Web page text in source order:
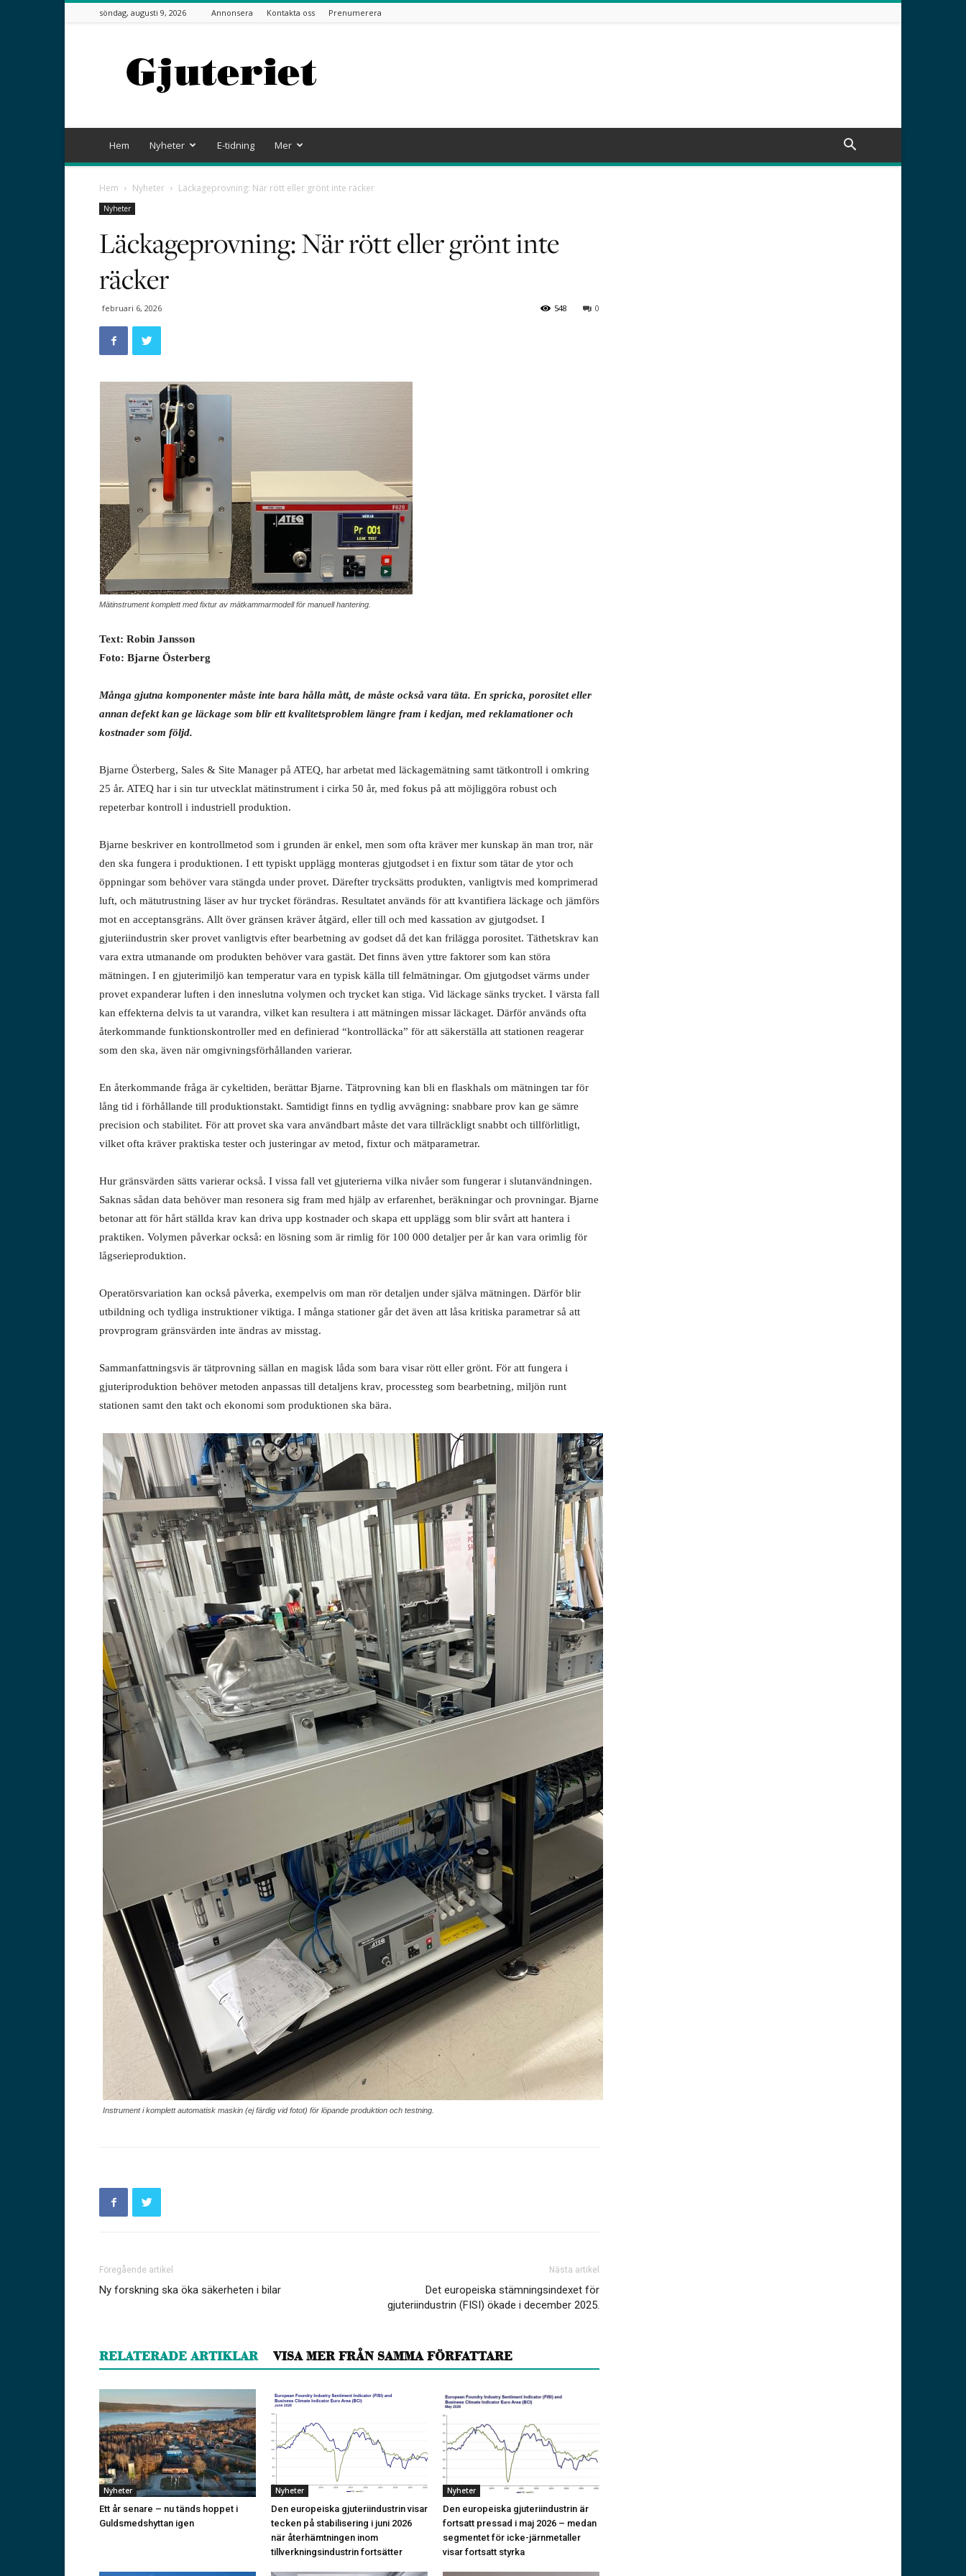
söndag, augusti 9, 2026 Annonsera Kontakta oss Prenumerera
Hem Nyheter E-tidning Mer
Hem Nyheter Läckageprovning: När rött eller grönt inte räcker
Nyheter
Läckageprovning: När rött eller grönt inte
räcker
februari 6, 2026 0
548
Mätinstrument komplett med fixtur av mätkammarmodell för manuell hantering.
Text: Robin Jansson
Foto: Bjarne Österberg
Många gjutna komponenter måste inte bara hålla mått, de måste också vara täta. En spricka, porositet eller
annan defekt kan ge läckage som blir ett kvalitetsproblem längre fram i kedjan, med reklamationer och
kostnader som följd.
Bjarne Österberg, Sales & Site Manager på ATEQ, har arbetat med läckagemätning samt tätkontroll i omkring
25 år. ATEQ har i sin tur utvecklat mätinstrument i cirka 50 år, med fokus på att möjliggöra robust och
repeterbar kontroll i industriell produktion.
Bjarne beskriver en kontrollmetod som i grunden är enkel, men som ofta kräver mer kunskap än man tror, när
den ska fungera i produktionen. I ett typiskt upplägg monteras gjutgodset i en fixtur som tätar de ytor och
öppningar som behöver vara stängda under provet. Därefter trycksätts produkten, vanligtvis med komprimerad
luft, och mätutrustning läser av hur trycket förändras. Resultatet används för att kvantifiera läckage och jämförs
mot en acceptansgräns. Allt över gränsen kräver åtgärd, eller till och med kassation av gjutgodset. I
gjuteriindustrin sker provet vanligtvis efter bearbetning av godset då det kan frilägga porositet. Täthetskrav kan
vara extra utmanande om produkten behöver vara gastät. Det finns även yttre faktorer som kan störa
mätningen. I en gjuterimiljö kan temperatur vara en typisk källa till felmätningar. Om gjutgodset värms under
provet expanderar luften i den inneslutna volymen och trycket kan stiga. Vid läckage sänks trycket. I värsta fall
kan effekterna delvis ta ut varandra, vilket kan resultera i att mätningen missar läckaget. Därför används ofta
återkommande funktionskontroller med en definierad “kontrolläcka” för att säkerställa att stationen reagerar
som den ska, även när omgivningsförhållanden varierar.
En återkommande fråga är cykeltiden, berättar Bjarne. Tätprovning kan bli en flaskhals om mätningen tar för
lång tid i förhållande till produktionstakt. Samtidigt finns en tydlig avvägning: snabbare prov kan ge sämre
precision och stabilitet. För att provet ska vara användbart måste det vara tillräckligt snabbt och tillförlitligt,
vilket ofta kräver praktiska tester och justeringar av metod, fixtur och mätparametrar.
Hur gränsvärden sätts varierar också. I vissa fall vet gjuterierna vilka nivåer som fungerar i slutanvändningen.
Saknas sådan data behöver man resonera sig fram med hjälp av erfarenhet, beräkningar och provningar. Bjarne
betonar att för hårt ställda krav kan driva upp kostnader och skapa ett upplägg som blir svårt att hantera i
praktiken. Volymen påverkar också: en lösning som är rimlig för 100 000 detaljer per år kan vara orimlig för
lågserieproduktion.
Operatörsvariation kan också påverka, exempelvis om man rör detaljen under själva mätningen. Därför blir
utbildning och tydliga instruktioner viktiga. I många stationer går det även att låsa kritiska parametrar så att
provprogram gränsvärden inte ändras av misstag.
Sammanfattningsvis är tätprovning sällan en magisk låda som bara visar rött eller grönt. För att fungera i
gjuteriproduktion behöver metoden anpassas till detaljens krav, processteg som bearbetning, miljön runt
stationen samt den takt och ekonomi som produktionen ska bära.
Instrument i komplett automatisk maskin (ej färdig vid fotot) för löpande produktion och testning.
Föregående artikel
Ny forskning ska öka säkerheten i bilar
Nästa artikel
Det europeiska stämningsindexet för
gjuteriindustrin (FISI) ökade i december 2025.
RELATERADE ARTIKLAR VISA MER FRÅN SAMMA FÖRFATTARE
Nyheter
Ett år senare – nu tänds hoppet i
Guldsmedshyttan igen
Nyheter
Den europeiska gjuteriindustrin visar
tecken på stabilisering i juni 2026
när återhämtningen inom
tillverkningsindustrin fortsätter
Nyheter
Den europeiska gjuteriindustrin är
fortsatt pressad i maj 2026 – medan
segmentet för icke-järnmetaller
visar fortsatt styrka